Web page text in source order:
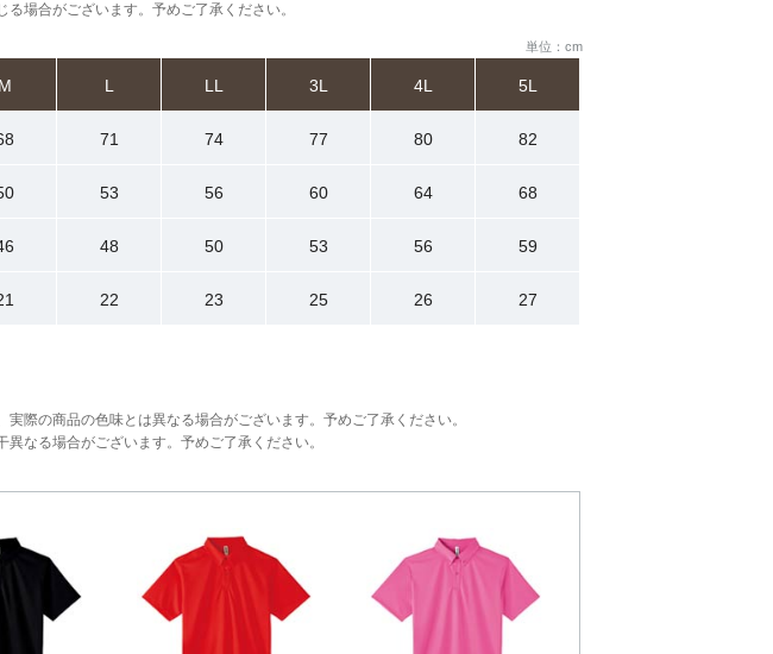
場合がございます。予めご了承ください。
単位：cm
M L LL 3L 4L 5L
71 74 77 80 82
53 56 60 64 68
48 50 53 56 59
22 23 25 26 27
際の商品の色味とは異なる場合がございます。予めご了承ください。
なる場合がございます。予めご了承ください。